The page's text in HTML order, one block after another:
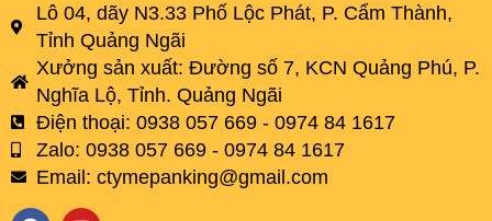
Lô 04, dãy N3.33 Phố Lộc Phát, P. Cẩm Thành,
Tỉnh Quảng Ngãi
Xưởng sản xuất: Đường số 7, KCN Quảng Phú, P.
Nghĩa Lộ, Tỉnh. Quảng Ngãi
Điện thoại: 0938 057 669 - 0974 84 1617
Zalo: 0938 057 669 - 0974 84 1617
Email: ctymepanking@gmail.com
F
Y